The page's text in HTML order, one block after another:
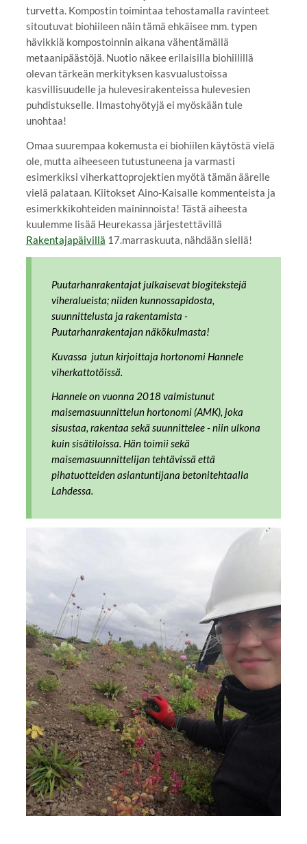
turvetta. Kompostin toimintaa tehostamalla ravinteet
sitoutuvat biohiileen näin tämä ehkäisee mm. typen
hävikkiä kompostoinnin aikana vähentämällä
metaanipäästöjä. Nuotio näkee erilaisilla biohiilillä
olevan tärkeän merkityksen kasvualustoissa
kasvillisuudelle ja hulevesirakenteissa hulevesien
puhdistukselle. Ilmastohyötyjä ei myöskään tule
unohtaa!
Omaa suurempaa kokemusta ei biohiilen käytöstä vielä
ole, mutta aiheeseen tutustuneena ja varmasti
esimerkiksi viherkattoprojektien myötä tämän äärelle
vielä palataan. Kiitokset Aino-Kaisalle kommenteista ja
esimerkkikohteiden maininnoista! Tästä aiheesta
kuulemme lisää Heurekassa järjestettävillä
Rakentajapäivillä 17.marraskuuta, nähdään siellä!
Puutarhanrakentajat julkaisevat blogitekstejä
viheralueista; niiden kunnossapidosta,
suunnittelusta ja rakentamista -
Puutarhanrakentajan näkökulmasta!
Kuvassa jutun kirjoittaja hortonomi Hannele
viherkattotöissä.
Hannele on vuonna 2018 valmistunut
maisemasuunnittelun hortonomi (AMK), joka
sisustaa, rakentaa sekä suunnittelee - niin ulkona
kuin sisätiloissa. Hän toimii sekä
maisemasuunnittelijan tehtävissä että
pihatuotteiden asiantuntijana betonitehtaalla
Lahdessa.